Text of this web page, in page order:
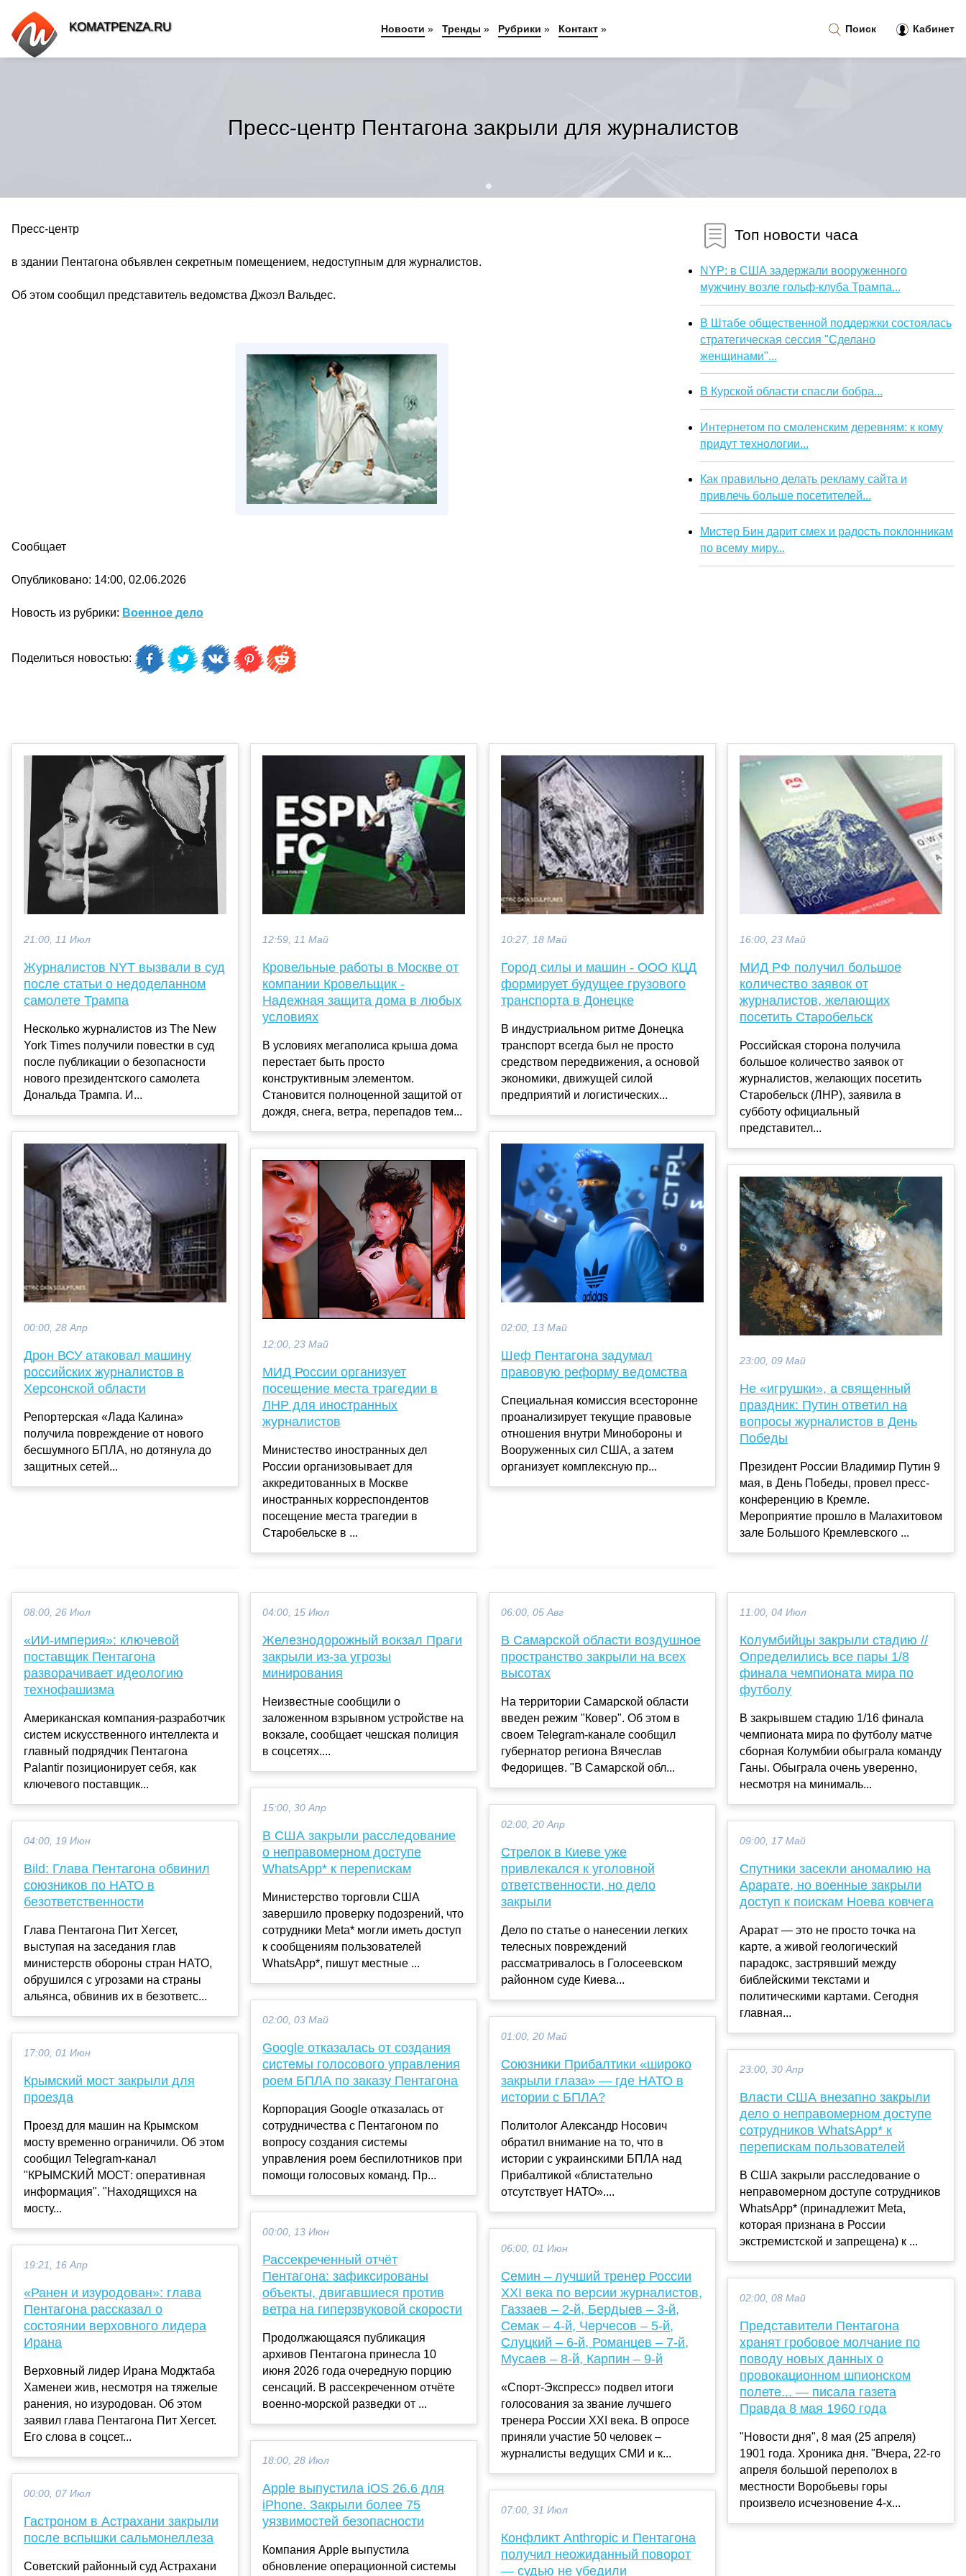
Пресс-центр Пентагона закрыли для журналистов
Пресс-центр
в здании Пентагона объявлен секретным помещением, недоступным для журналистов.
Об этом сообщил представитель ведомства Джоэл Вальдес.
Сообщает
Опубликовано: 14:00, 02.06.2026
Новость из рубрики: Военное дело
Поделиться новостью:
Топ новости часа
NYP: в США задержали вооруженного
мужчину возле гольф-клуба Трампа...
В Штабе общественной поддержки состоялась
стратегическая сессия "Сделано
женщинами"...
В Курской области спасли бобра...
Интернетом по смоленским деревням: к кому
придут технологии...
Как правильно делать рекламу сайта и
привлечь больше посетителей...
Мистер Бин дарит смех и радость поклонникам
по всему миру...
21:00, 11 Июл
Журналистов NYT вызвали в суд
после статьи о недоделанном
самолете Трампа
Несколько журналистов из The New
York Times получили повестки в суд
после публикации о безопасности
нового президентского самолета
Дональда Трампа. И...
00:00, 28 Апр
Дрон ВСУ атаковал машину
российских журналистов в
Херсонской области
Репортерская «Лада Калина»
получила повреждение от нового
бесшумного БПЛА, но дотянула до
защитных сетей...
12:59, 11 Май
Кровельные работы в Москве от
компании Кровельщик -
Надежная защита дома в любых
условиях
В условиях мегаполиса крыша дома
перестает быть просто
конструктивным элементом.
Становится полноценной защитой от
дождя, снега, ветра, перепадов тем...
12:00, 23 Май
МИД России организует
посещение места трагедии в
ЛНР для иностранных
журналистов
Министество иностранных дел
России организовывает для
аккредитованных в Москве
иностранных корреспондентов
посещение места трагедии в
Старобельске в ...
10:27, 18 Май
Город силы и машин - ООО КЦД
формирует будущее грузового
транспорта в Донецке
В индустриальном ритме Донецка
транспорт всегда был не просто
средством передвижения, а основой
экономики, движущей силой
предприятий и логистических...
02:00, 13 Май
Шеф Пентагона задумал
правовую реформу ведомства
Специальная комиссия всесторонне
проанализирует текущие правовые
отношения внутри Минобороны и
Вооруженных сил США, а затем
организует комплексную пр...
16:00, 23 Май
МИД РФ получил большое
количество заявок от
журналистов, желающих
посетить Старобельск
Российская сторона получила
большое количество заявок от
журналистов, желающих посетить
Старобельск (ЛНР), заявила в
субботу официальный
представител...
23:00, 09 Май
Не «игрушки», а священный
праздник: Путин ответил на
вопросы журналистов в День
Победы
Президент России Владимир Путин 9
мая, в День Победы, провел пресс-
конференцию в Кремле.
Мероприятие прошло в Малахитовом
зале Большого Кремлевского ...
08:00, 26 Июл
«ИИ-империя»: ключевой
поставщик Пентагона
разворачивает идеологию
технофашизма
Американская компания-разработчик
систем искусственного интеллекта и
главный подрядчик Пентагона
Palantir позиционирует себя, как
ключевого поставщик...
04:00, 19 Июн
Bild: Глава Пентагона обвинил
союзников по НАТО в
безответственности
Глава Пентагона Пит Хегсет,
выступая на заседания глав
министерств обороны стран НАТО,
обрушился с угрозами на страны
альянса, обвинив их в безответс...
17:00, 01 Июн
Крымский мост закрыли для
проезда
Проезд для машин на Крымском
мосту временно ограничили. Об этом
сообщил Telegram-канал
"КРЫМСКИЙ МОСТ: оперативная
информация". "Находящихся на
мосту...
19:21, 16 Апр
«Ранен и изуродован»: глава
Пентагона рассказал о
состоянии верховного лидера
Ирана
Верховный лидер Ирана Моджтаба
Хаменеи жив, несмотря на тяжелые
ранения, но изуродован. Об этом
заявил глава Пентагона Пит Хегсет.
Его слова в соцсет...
00:00, 07 Июл
Гастроном в Астрахани закрыли
после вспышки сальмонеллеза
Советский районный суд Астрахани
04:00, 15 Июл
Железнодорожный вокзал Праги
закрыли из-за угрозы
минирования
Неизвестные сообщили о
заложенном взрывном устройстве на
вокзале, сообщает чешская полиция
в соцсетях....
15:00, 30 Апр
В США закрыли расследование
о неправомерном доступе
WhatsApp* к перепискам
Министерство торговли США
завершило проверку подозрений, что
сотрудники Meta* могли иметь доступ
к сообщениям пользователей
WhatsApp*, пишут местные ...
02:00, 03 Май
Google отказалась от создания
системы голосового управления
роем БПЛА по заказу Пентагона
Корпорация Google отказалась от
сотрудничества с Пентагоном по
вопросу создания системы
управления роем беспилотников при
помощи голосовых команд. Пр...
00:00, 13 Июн
Рассекреченный отчёт
Пентагона: зафиксированы
объекты, двигавшиеся против
ветра на гиперзвуковой скорости
Продолжающаяся публикация
архивов Пентагона принесла 10
июня 2026 года очередную порцию
сенсаций. В рассекреченном отчёте
военно-морской разведки от ...
18:00, 28 Июл
Apple выпустила iOS 26.6 для
iPhone. Закрыли более 75
уязвимостей безопасности
Компания Apple выпустила
обновление операционной системы
06:00, 05 Авг
В Самарской области воздушное
пространство закрыли на всех
высотах
На территории Самарской области
введен режим "Ковер". Об этом в
своем Telegram-канале сообщил
губернатор региона Вячеслав
Федорищев. "В Самарской обл...
02:00, 20 Апр
Стрелок в Киеве уже
привлекался к уголовной
ответственности, но дело
закрыли
Дело по статье о нанесении легких
телесных повреждений
рассматривалось в Голосеевском
районном суде Киева...
01:00, 20 Май
Союзники Прибалтики «широко
закрыли глаза» — где НАТО в
истории с БПЛА?
Политолог Александр Носович
обратил внимание на то, что в
истории с украинскими БПЛА над
Прибалтикой «блистательно
отсутствует НАТО»....
06:00, 01 Июн
Семин – лучший тренер России
XXI века по версии журналистов,
Газзаев – 2-й, Бердыев – 3-й,
Семак – 4-й, Черчесов – 5-й,
Слуцкий – 6-й, Романцев – 7-й,
Мусаев – 8-й, Карпин – 9-й
«Спорт-Экспресс» подвел итоги
голосования за звание лучшего
тренера России XXI века. В опросе
приняли участие 50 человек –
журналисты ведущих СМИ и к...
07:00, 31 Июл
Конфликт Anthropic и Пентагона
получил неожиданный поворот
— судью не убедили
11:00, 04 Июл
Колумбийцы закрыли стадию //
Определились все пары 1/8
финала чемпионата мира по
футболу
В закрывшем стадию 1/16 финала
чемпионата мира по футболу матче
сборная Колумбии обыграла команду
Ганы. Обыграла очень уверенно,
несмотря на минималь...
09:00, 17 Май
Спутники засекли аномалию на
Арарате, но военные закрыли
доступ к поискам Ноева ковчега
Арарат — это не просто точка на
карте, а живой геологический
парадокс, застрявший между
библейскими текстами и
политическими картами. Сегодня
главная...
23:00, 30 Апр
Власти США внезапно закрыли
дело о неправомерном доступе
сотрудников WhatsApp* к
перепискам пользователей
В США закрыли расследование о
неправомерном доступе сотрудников
WhatsApp* (принадлежит Meta,
которая признана в России
экстремистской и запрещена) к ...
02:00, 08 Май
Представители Пентагона
хранят гробовое молчание по
поводу новых данных о
провокационном шпионском
полете... — писала газета
Правда 8 мая 1960 года
"Новости дня", 8 мая (25 апреля)
1901 года. Хроника дня. "Вчера, 22-го
апреля большой переполох в
местности Воробьевы горы
произвело исчезновение 4-х...
Поиск Кабинет
KOMATPENZA.RU Новости » Тренды » Рубрики » Контакт »